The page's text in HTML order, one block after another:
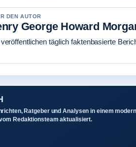
DEN AUTOR
George Howard
täglich faktenbasierte
Ratgeber und Analysen in einem
Redaktionsteam aktualisiert.